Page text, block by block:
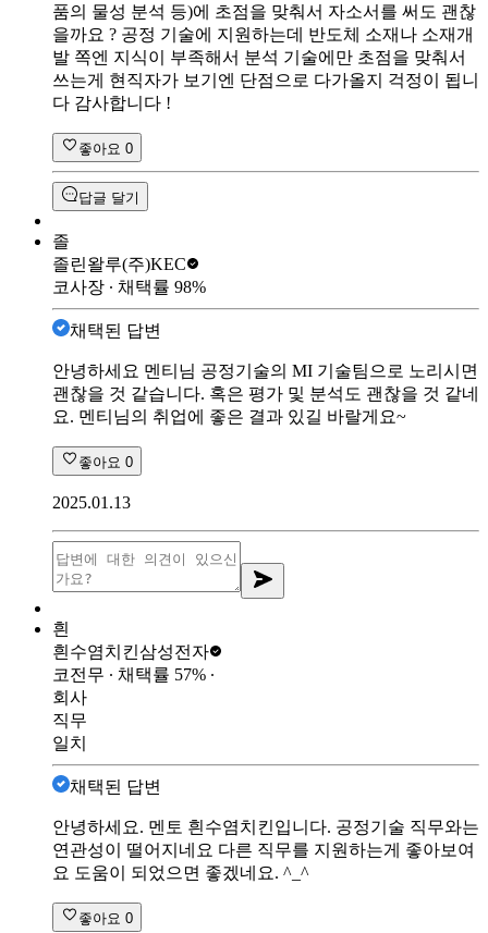
품의 물성 분석 등)에 초점을 맞춰서 자소서를 써도 괜찮
을까요 ? 공정 기술에 지원하는데 반도체 소재나 소재개
발 쪽엔 지식이 부족해서 분석 기술에만 초점을 맞춰서
쓰는게 현직자가 보기엔 단점으로 다가올지 걱정이 됩니
다 감사합니다 !
좋아요 0
답글 달기
졸
졸린왈루(주)KEC
코사장 ∙ 채택률 98%
채택된 답변
안녕하세요 멘티님 공정기술의 MI 기술팀으로 노리시면
괜찮을 것 같습니다. 혹은 평가 및 분석도 괜찮을 것 같네
요. 멘티님의 취업에 좋은 결과 있길 바랄게요~
좋아요 0
2025.01.13
흰
흰수염치킨삼성전자
코전무 ∙ 채택률 57% ∙
회사
직무
일치
채택된 답변
안녕하세요. 멘토 흰수염치킨입니다. 공정기술 직무와는
연관성이 떨어지네요 다른 직무를 지원하는게 좋아보여
요 도움이 되었으면 좋겠네요. ^_^
좋아요 0